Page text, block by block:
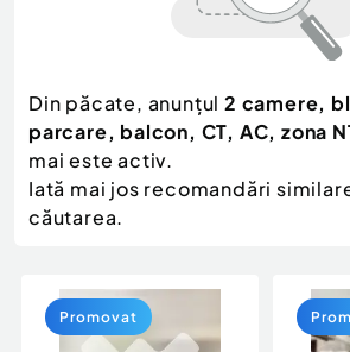
Electronice si electrocasnice
Mama si copilul
Moda si frumusete
Sport, timp liber, arta
Agro si Industrie
Animale de companie
Afaceri și echipamente
Scutere - ATV - UTV
Autoutilitare
Ambarcatiuni
Camioane - Rulote - Remorci
Motociclete
Piese auto si accesorii
Dacia Duster
Din păcate, anunțul 2 camere,
parcare, balcon, CT, AC, zona
mai este activ.
Iată mai jos recomandări
căutarea.
Promovat